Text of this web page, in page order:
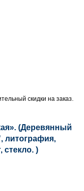
скидки на заказ.
(Деревянный
литография,
стекло. )